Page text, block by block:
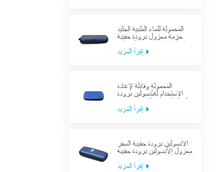
المحمولة للماء الطبية الجليد
حزمة معزول برودة حقيبة
حالة الطبية السكري الأنسولين
برودة حقيبة لوازم السفر
إقرأ المزيد
المحمولة وقابلة لإعادة
الاستخدام للأنسولين برودة
حالة السكري منظم حقيبة تبريد
السفر الطبي
إقرأ المزيد
الأنسولين برودة حقيبة السفر
معزول الأنسولين برودة حقيبة
السفر لأدوية السكري بارد مع
حزم هلام إقرأ المزيد